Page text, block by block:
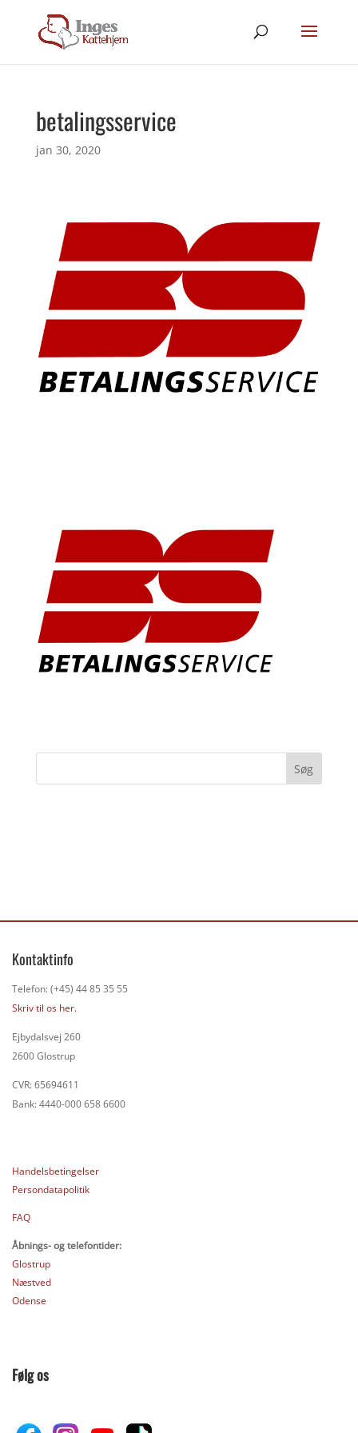
betalingsservice
jan 30, 2020
Kontaktinfo
Telefon: (+45) 44 85 35 55
Skriv til os her.
Ejbydalsvej 260
2600 Glostrup
CVR: 65694611
Bank: 4440-000 658 6600
Handelsbetingelser
Persondatapolitik
FAQ
Åbnings- og telefontider:
Glostrup
Næstved
Odense
Følg os